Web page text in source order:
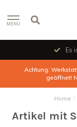
MENU
Es
Achtung:
geöffnet!
Home /
Artikel mit